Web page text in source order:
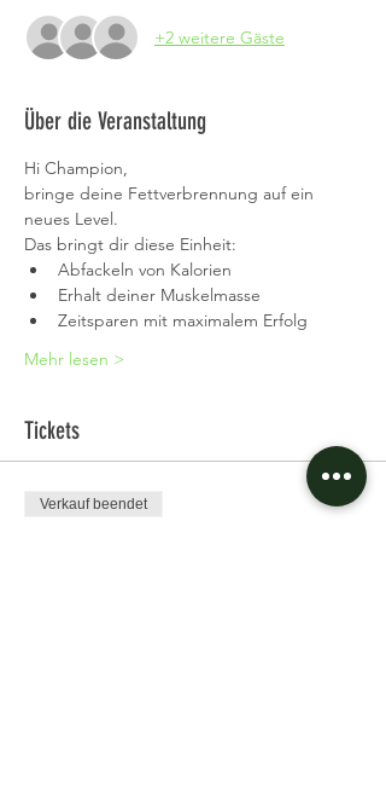
+2 weitere Gäste
Über die Veranstaltung
Hi Champion,
bringe deine Fettverbrennung auf ein
neues Level.
Das bringt dir diese Einheit:
Abfackeln von Kalorien
Erhalt deiner Muskelmasse
Zeitsparen mit maximalem Erfolg
Mehr lesen >
Tickets
Verkauf beendet